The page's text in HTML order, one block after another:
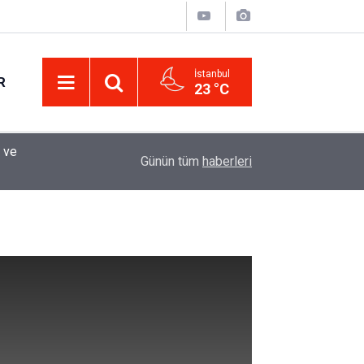
İstanbul
23 °C
Uzadı, Ödeme Kuralları Değişti
Günün tüm haberleri